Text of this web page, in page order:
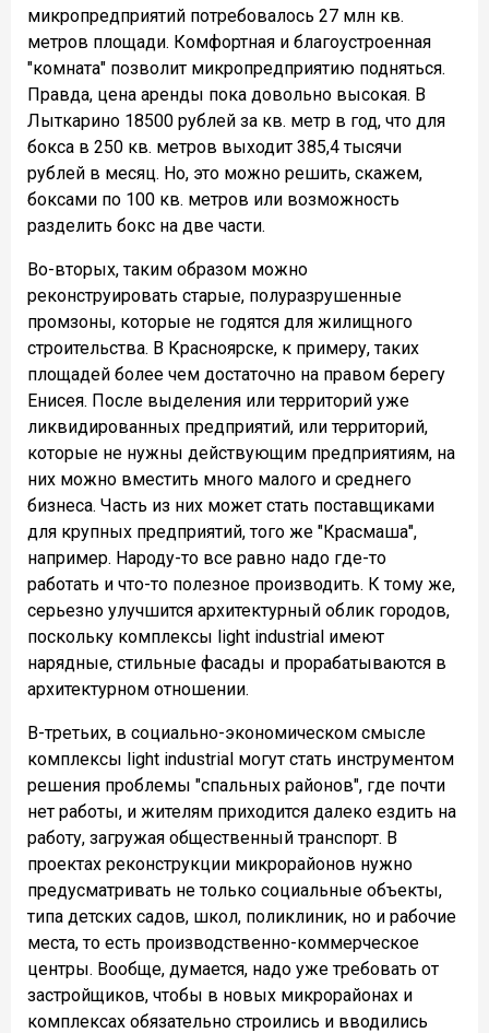
микропредприятий потребовалось 27 млн кв.
метров площади. Комфортная и благоустроенная
"комната" позволит микропредприятию подняться.
Правда, цена аренды пока довольно высокая. В
Лыткарино 18500 рублей за кв. метр в год, что для
бокса в 250 кв. метров выходит 385,4 тысячи
рублей в месяц. Но, это можно решить, скажем,
боксами по 100 кв. метров или возможность
разделить бокс на две части.
Во-вторых, таким образом можно
реконструировать старые, полуразрушенные
промзоны, которые не годятся для жилищного
строительства. В Красноярске, к примеру, таких
площадей более чем достаточно на правом берегу
Енисея. После выделения или территорий уже
ликвидированных предприятий, или территорий,
которые не нужны действующим предприятиям, на
них можно вместить много малого и среднего
бизнеса. Часть из них может стать поставщиками
для крупных предприятий, того же "Красмаша",
например. Народу-то все равно надо где-то
работать и что-то полезное производить. К тому же,
серьезно улучшится архитектурный облик городов,
поскольку комплексы light industrial имеют
нарядные, стильные фасады и прорабатываются в
архитектурном отношении.
В-третьих, в социально-экономическом смысле
комплексы light industrial могут стать инструментом
решения проблемы "спальных районов", где почти
нет работы, и жителям приходится далеко ездить на
работу, загружая общественный транспорт. В
проектах реконструкции микрорайонов нужно
предусматривать не только социальные объекты,
типа детских садов, школ, поликлиник, но и рабочие
места, то есть производственно-коммерческое
центры. Вообще, думается, надо уже требовать от
застройщиков, чтобы в новых микрорайонах и
комплексах обязательно строились и вводились